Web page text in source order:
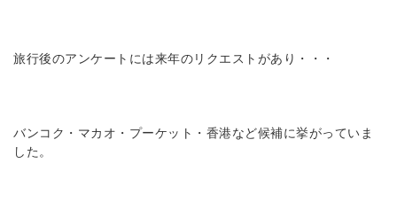
旅行後のアンケートには来年のリクエストがあり・・・
バンコク・マカオ・プーケット・香港など候補に挙がっていま
した。